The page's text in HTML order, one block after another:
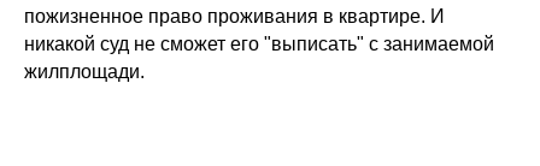
пожизненное право проживания в квартире. И
никакой суд не сможет его "выписать" с занимаемой
жилплощади.